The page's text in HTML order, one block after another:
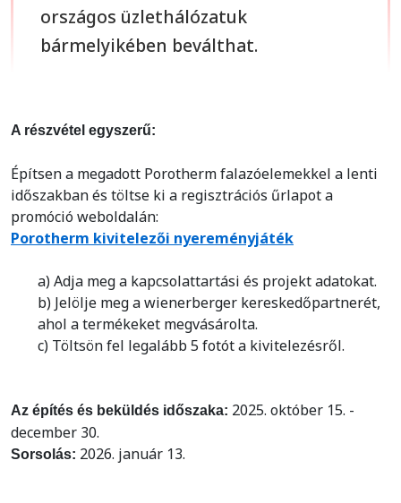
országos üzlethálózatuk
bármelyikében beválthat.
A részvétel egyszerű:
Építsen a megadott Porotherm falazóelemekkel a lenti
időszakban és töltse ki a regisztrációs űrlapot a
promóció weboldalán:
Porotherm kivitelezői nyereményjáték
a) Adja meg a kapcsolattartási és projekt adatokat.
b) Jelölje meg a wienerberger kereskedőpartnerét,
ahol a termékeket megvásárolta.
c) Töltsön fel legalább 5 fotót a kivitelezésről.
Az építés és beküldés időszaka: 2025. október 15. -
december 30.
Sorsolás: 2026. január 13.